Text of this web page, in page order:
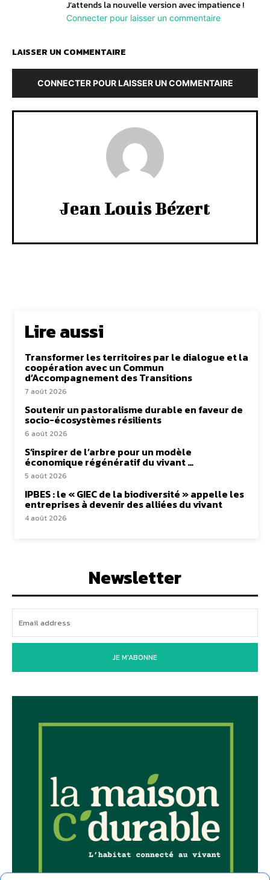
J’attends la nouvelle version avec impatience !
Connecter pour laisser un commentaire
LAISSER UN COMMENTAIRE
CONNECTER POUR LAISSER UN COMMENTAIRE
Jean Louis Bézert
Lire aussi
Transformer les territoires par le dialogue et la
coopération avec un Commun
d’Accompagnement des Transitions
7 août 2026
Soutenir un pastoralisme durable en faveur de
socio-écosystèmes résilients
6 août 2026
S’inspirer de l’arbre pour un modèle
économique régénératif du vivant …
5 août 2026
IPBES : le « GIEC de la biodiversité » appelle les
entreprises à devenir des alliées du vivant
4 août 2026
Newsletter
JE M'ABONNE